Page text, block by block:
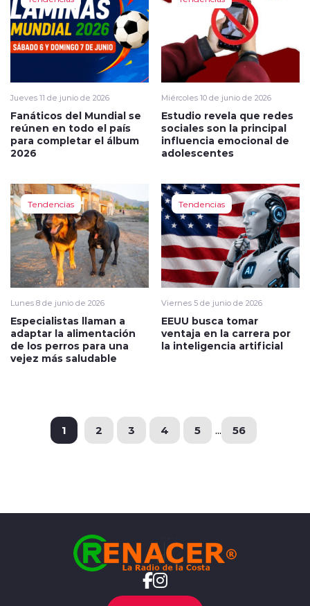
Jueves 11 de junio de 2026
Fanáticos del Mundial se
reúnen en todo el país
para completar el álbum
2026
Miércoles 10 de junio de 2026
Estudio revela que redes
sociales son la principal
influencia emocional de
adolescentes
Tendencias
Lunes 8 de junio de 2026
Especialistas llaman a
adaptar la alimentación
de los perros para una
vejez más saludable
Tendencias
Viernes 5 de junio de 2026
EEUU busca tomar
ventaja en la carrera por
la inteligencia artificial
1 2 3 4 5 ... 56